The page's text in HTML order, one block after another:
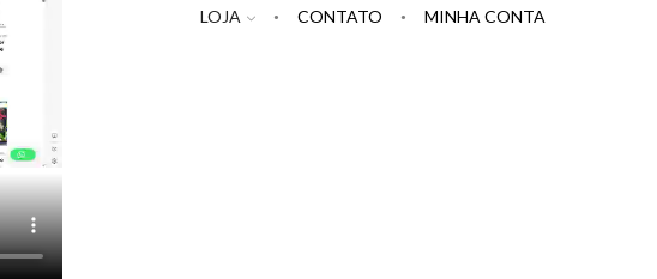
LOJA CONTATO MINHA CONTA